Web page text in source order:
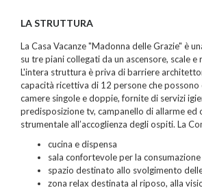
LA STRUTTURA
La Casa Vacanze "Madonna delle Grazie" è
su tre piani collegati da un ascensore, scale
L'intera struttura è priva di barriere
capacità ricettiva di 12 persone che possono
camere singole e doppie, fornite di servizi
predisposizione tv, campanello di allarme ed
strumentale all’accoglienza degli ospiti. La
cucina e dispensa
sala confortevole per la
spazio destinato allo svolgimento
zona relax destinata al riposo, alla